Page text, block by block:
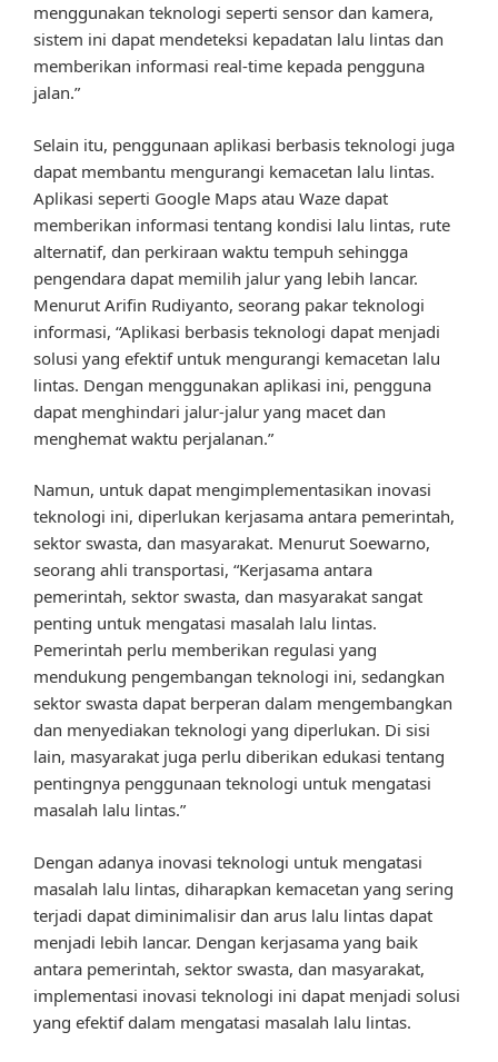
menggunakan teknologi seperti sensor dan kamera,
sistem ini dapat mendeteksi kepadatan lalu lintas dan
memberikan informasi real-time kepada pengguna
jalan.”
Selain itu, penggunaan aplikasi berbasis teknologi juga
dapat membantu mengurangi kemacetan lalu lintas.
Aplikasi seperti Google Maps atau Waze dapat
memberikan informasi tentang kondisi lalu lintas, rute
alternatif, dan perkiraan waktu tempuh sehingga
pengendara dapat memilih jalur yang lebih lancar.
Menurut Arifin Rudiyanto, seorang pakar teknologi
informasi, “Aplikasi berbasis teknologi dapat menjadi
solusi yang efektif untuk mengurangi kemacetan lalu
lintas. Dengan menggunakan aplikasi ini, pengguna
dapat menghindari jalur-jalur yang macet dan
menghemat waktu perjalanan.”
Namun, untuk dapat mengimplementasikan inovasi
teknologi ini, diperlukan kerjasama antara pemerintah,
sektor swasta, dan masyarakat. Menurut Soewarno,
seorang ahli transportasi, “Kerjasama antara
pemerintah, sektor swasta, dan masyarakat sangat
penting untuk mengatasi masalah lalu lintas.
Pemerintah perlu memberikan regulasi yang
mendukung pengembangan teknologi ini, sedangkan
sektor swasta dapat berperan dalam mengembangkan
dan menyediakan teknologi yang diperlukan. Di sisi
lain, masyarakat juga perlu diberikan edukasi tentang
pentingnya penggunaan teknologi untuk mengatasi
masalah lalu lintas.”
Dengan adanya inovasi teknologi untuk mengatasi
masalah lalu lintas, diharapkan kemacetan yang sering
terjadi dapat diminimalisir dan arus lalu lintas dapat
menjadi lebih lancar. Dengan kerjasama yang baik
antara pemerintah, sektor swasta, dan masyarakat,
implementasi inovasi teknologi ini dapat menjadi solusi
yang efektif dalam mengatasi masalah lalu lintas.